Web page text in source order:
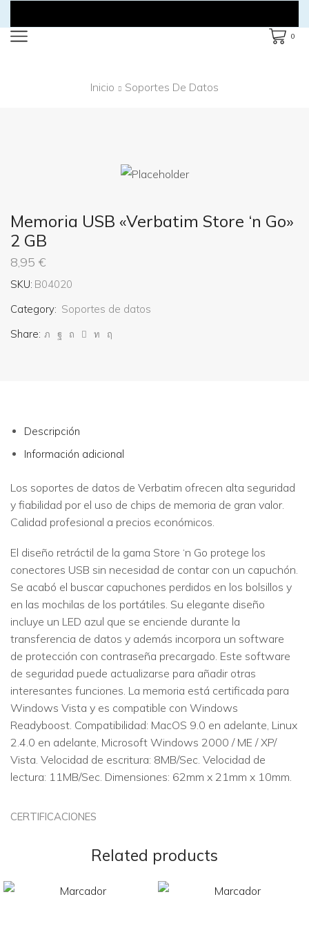
0
Inicio Soportes De Datos
Memoria USB «Verbatim Store ‘n Go»
2 GB
8,95 €
SKU: B04020
Category: Soportes de datos
Share:
Descripción
Información adicional
Los soportes de datos de Verbatim ofrecen alta seguridad
y fiabilidad por el uso de chips de memoria de gran valor.
Calidad profesional a precios económicos.
El diseño retráctil de la gama Store ‘n Go protege los
conectores USB sin necesidad de contar con un capuchón.
Se acabó el buscar capuchones perdidos en los bolsillos y
en las mochilas de los portátiles. Su elegante diseño
incluye un LED azul que se enciende durante la
transferencia de datos y además incorpora un software
de protección con contraseña precargado. Este software
de seguridad puede actualizarse para añadir otras
interesantes funciones. La memoria está certificada para
Windows Vista y es compatible con Windows
Readyboost. Compatibilidad: MacOS 9.0 en adelante, Linux
2.4.0 en adelante, Microsoft Windows 2000 / ME / XP/
Vista. Velocidad de escritura: 8MB/Sec. Velocidad de
lectura: 11MB/Sec. Dimensiones: 62mm x 21mm x 10mm.
CERTIFICACIONES
Related products